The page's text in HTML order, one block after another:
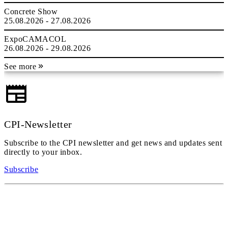
Concrete Show
25.08.2026 - 27.08.2026
ExpoCAMACOL
26.08.2026 - 29.08.2026
See more
CPI-Newsletter
Subscribe to the CPI newsletter and get news and updates sent
directly to your inbox.
Subscribe